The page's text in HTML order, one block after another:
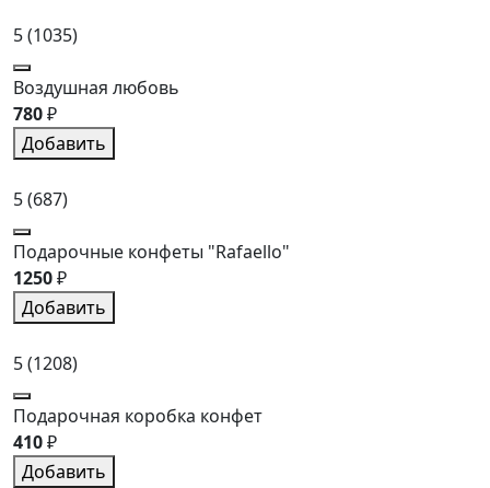
5(1035)
Воздушная любовь
780₽
Добавить
5(687)
Подарочные конфеты "Rafaello"
1250₽
Добавить
5(1208)
Подарочная коробка конфет
410₽
Добавить